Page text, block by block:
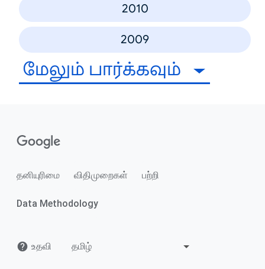
2010
2009
மேலும் பார்க்கவும்
தனியுரிமை விதிமுறைகள் பற்றி
Data Methodology
உதவி